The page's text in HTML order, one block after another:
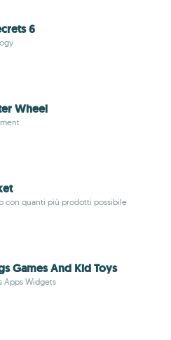
6
Wheel
con quanti più prodotti possibile
Games And Kid Toys
Apps Widgets